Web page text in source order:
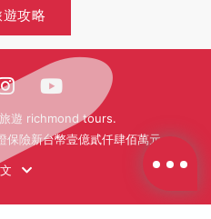
遊攻略
遊 richmond tours.
保險新台幣壹億貳仟肆佰萬元